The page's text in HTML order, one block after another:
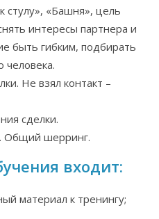
«Башня», цель
интересы партнера и
быть гибким, подбирать
человека.
Не взял контакт –
сделки.
Общий шерринг.
входит:
материал к тренингу;